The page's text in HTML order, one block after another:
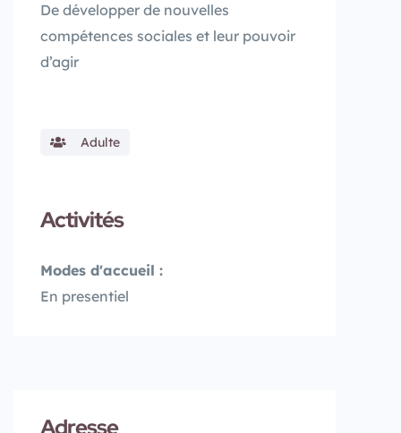
De développer de nouvelles
compétences sociales et leur pouvoir
d’agir
Adulte
Activités
Modes d'accueil :
En presentiel
Adresse